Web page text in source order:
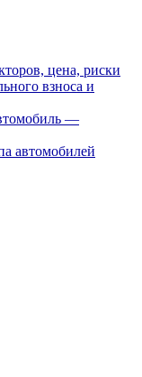
цена, риски
взноса и
—
автомобилей